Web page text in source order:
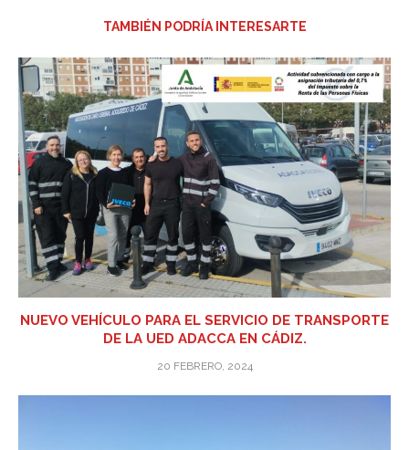
TAMBIÉN PODRÍA INTERESARTE
NUEVO VEHÍCULO PARA EL SERVICIO DE TRANSPORTE
DE LA UED ADACCA EN CÁDIZ.
20 FEBRERO, 2024